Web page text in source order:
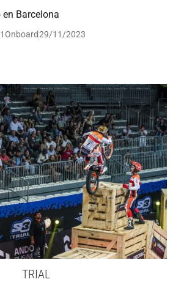
Barcelona
29/11/2023
TRIAL